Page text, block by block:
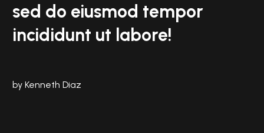
sed do eiusmod tempor
incididunt ut labore!
by Kenneth Diaz